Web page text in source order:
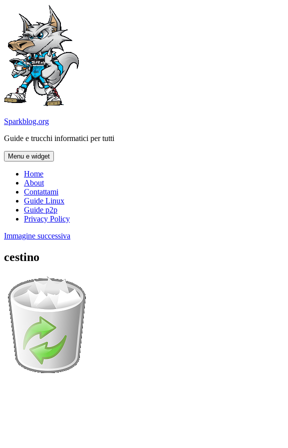
contenuto
Sparkblog.org
Guide e trucchi informatici per tutti
Menu e widget
Home
About
Contattami
Guide Linux
Guide p2p
Privacy Policy
Immagine successiva
cestino